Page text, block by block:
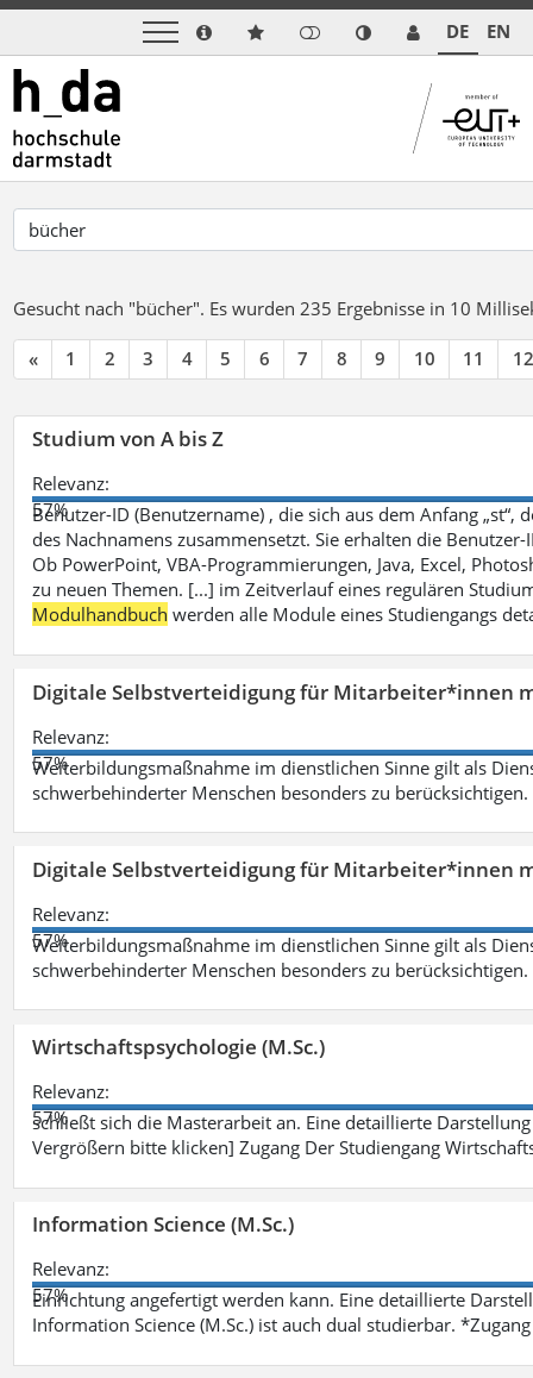
DE EN
Gesucht nach "bücher". Es wurden 235 Ergebnisse in 10
« 1 2 3 4 5 6 7 8 9 10 11 12
Studium von A bis Z
Relevanz:
57%
Benutzer-ID (Benutzername) , die sich aus dem Anfang „st“,
des Nachnamens zusammensetzt. Sie erhalten die
Ob PowerPoint, VBA-Programmierungen, Java, Excel,
zu neuen Themen. [...] im Zeitverlauf eines regulären
Modulhandbuch werden alle Module eines Studiengangs
Digitale Selbstverteidigung für Mitarbeiter*innen
Relevanz:
57%
Weiterbildungsmaßnahme im dienstlichen Sinne gilt als
schwerbehinderter Menschen besonders zu berücksichtigen.
Digitale Selbstverteidigung für Mitarbeiter*innen
Relevanz:
57%
Weiterbildungsmaßnahme im dienstlichen Sinne gilt als
schwerbehinderter Menschen besonders zu berücksichtigen.
Wirtschaftspsychologie (M.Sc.)
Relevanz:
57%
schließt sich die Masterarbeit an. Eine detaillierte
Vergrößern bitte klicken] Zugang Der Studiengang
Information Science (M.Sc.)
Relevanz:
57%
Einrichtung angefertigt werden kann. Eine detaillierte
Information Science (M.Sc.) ist auch dual studierbar.